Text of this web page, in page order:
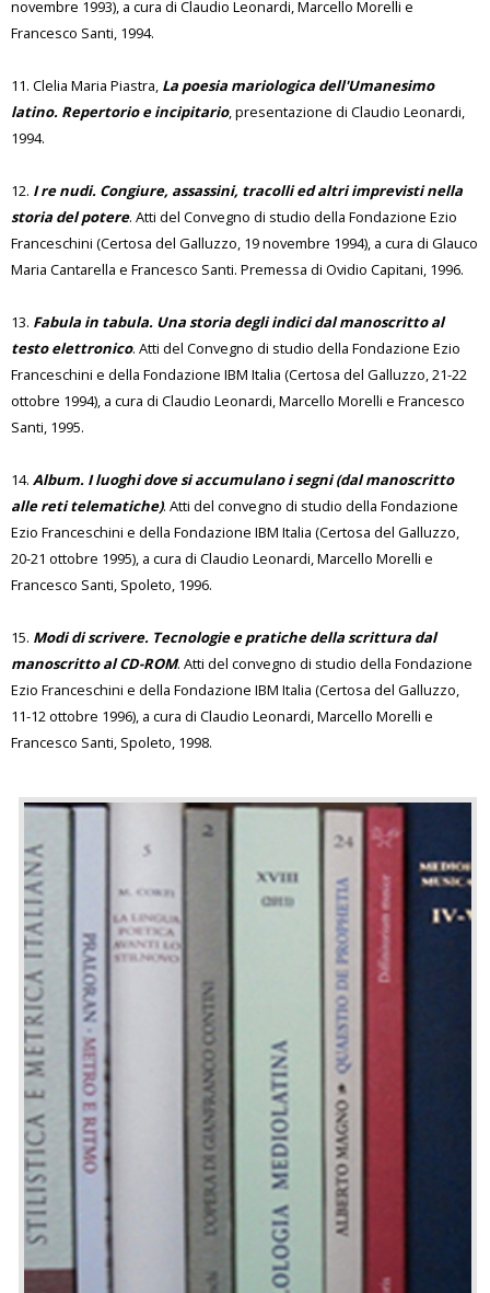
novembre 1993), a cura di Claudio Leonardi, Marcello Morelli e
Francesco Santi, 1994.
11. Clelia Maria Piastra, La poesia mariologica dell'Umanesimo
latino. Repertorio e incipitario, presentazione di Claudio Leonardi,
1994.
12. I re nudi. Congiure, assassini, tracolli ed altri imprevisti nella
storia del potere. Atti del Convegno di studio della Fondazione Ezio
Franceschini (Certosa del Galluzzo, 19 novembre 1994), a cura di Glauco
Maria Cantarella e Francesco Santi. Premessa di Ovidio Capitani, 1996.
13. Fabula in tabula. Una storia degli indici dal manoscritto al
testo elettronico. Atti del Convegno di studio della Fondazione Ezio
Franceschini e della Fondazione IBM Italia (Certosa del Galluzzo, 21-22
ottobre 1994), a cura di Claudio Leonardi, Marcello Morelli e Francesco
Santi, 1995.
14. Album. I luoghi dove si accumulano i segni (dal manoscritto
alle reti telematiche). Atti del convegno di studio della Fondazione
Ezio Franceschini e della Fondazione IBM Italia (Certosa del Galluzzo,
20-21 ottobre 1995), a cura di Claudio Leonardi, Marcello Morelli e
Francesco Santi, Spoleto, 1996.
15. Modi di scrivere. Tecnologie e pratiche della scrittura dal
manoscritto al CD-ROM. Atti del convegno di studio della Fondazione
Ezio Franceschini e della Fondazione IBM Italia (Certosa del Galluzzo,
11-12 ottobre 1996), a cura di Claudio Leonardi, Marcello Morelli e
Francesco Santi, Spoleto, 1998.